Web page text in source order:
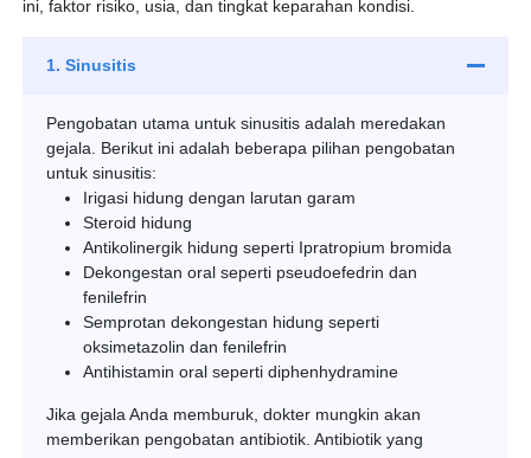
ini, faktor risiko, usia, dan tingkat keparahan kondisi.
1. Sinusitis
Pengobatan utama untuk sinusitis adalah meredakan
gejala. Berikut ini adalah beberapa pilihan pengobatan
untuk sinusitis:
Irigasi hidung dengan larutan garam
Steroid hidung
Antikolinergik hidung seperti Ipratropium bromida
Dekongestan oral seperti pseudoefedrin dan
fenilefrin
Semprotan dekongestan hidung seperti
oksimetazolin dan fenilefrin
Antihistamin oral seperti diphenhydramine
Jika gejala Anda memburuk, dokter mungkin akan
memberikan pengobatan antibiotik. Antibiotik yang